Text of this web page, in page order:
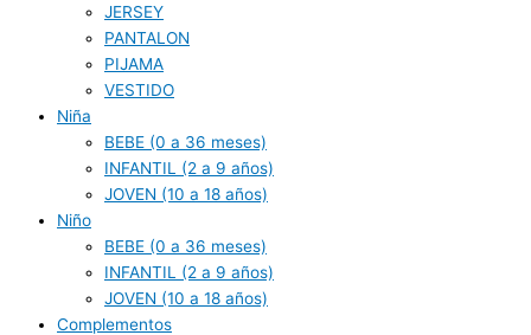
JERSEY
PANTALON
PIJAMA
VESTIDO
Niña
BEBE (0 a 36 meses)
INFANTIL (2 a 9 años)
JOVEN (10 a 18 años)
Niño
BEBE (0 a 36 meses)
INFANTIL (2 a 9 años)
JOVEN (10 a 18 años)
Complementos